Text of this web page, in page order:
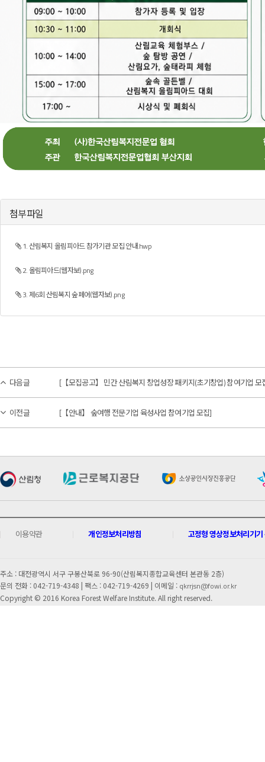
첨부파일
1. 산림복지 올림피아드 참가기관 모집 안내.hwp
2. 올림피아드(웹자보).png
3. 제6회 산림복지 숲페어(웹자보).png
다음글 [【모집공고】 민간 산림복지 창업성장 패키지(초기창업) 참여기업 모
이전글 [【안내】 숲여행 전문기업 육성사업 참여기업 모집]
이용약관 개인정보처리방침 고정형 영상정보처리기기
주소 : 대전광역시 서구 구봉산북로 96-90(산림복지종합교육센터 본관동 2층)
문의 전화 : 042-719-4348 | 팩스 : 042-719-4269 | 이메일 : qkrrjsn@fowi.or.kr
Copyright © 2016 Korea Forest Welfare Institute. All right reserved.